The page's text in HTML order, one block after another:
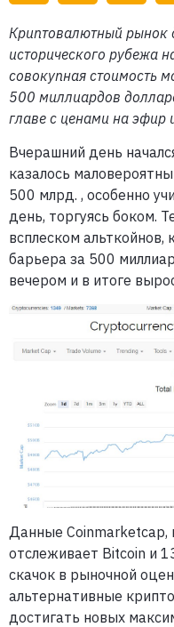
Криптовалютный рынок
исторического рубежа
совокупная стоимость
500 миллиардов
главе с ценами на эфир
Вчерашний день
казалось
500 млрд. , особенно
день, торгуясь боком.
всплеском
барьера за 500
вечером и в итоге
Данные Coinmarketcap,
отслеживает Bitcoin и
скачок в рыночной
альтернативные
достигать новых